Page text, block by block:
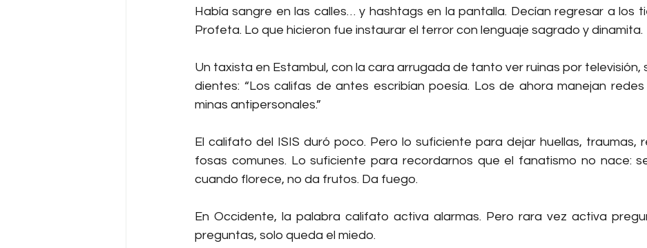
Había sangre en las calles… y hashtags en la pantalla. Decían regresar a los
Profeta. Lo que hicieron fue instaurar el terror con lenguaje sagrado y dinamita.
Un taxista en Estambul, con la cara arrugada de tanto ver ruinas por televisión,
dientes: “Los califas de antes escribían poesía. Los de ahora manejan
minas antipersonales.”
El califato del ISIS duró poco. Pero lo suficiente para dejar huellas, traumas,
fosas comunes. Lo suficiente para recordarnos que el fanatismo no nace:
cuando florece, no da frutos. Da fuego.
En Occidente, la palabra califato activa alarmas. Pero rara vez activa
preguntas, solo queda el miedo.